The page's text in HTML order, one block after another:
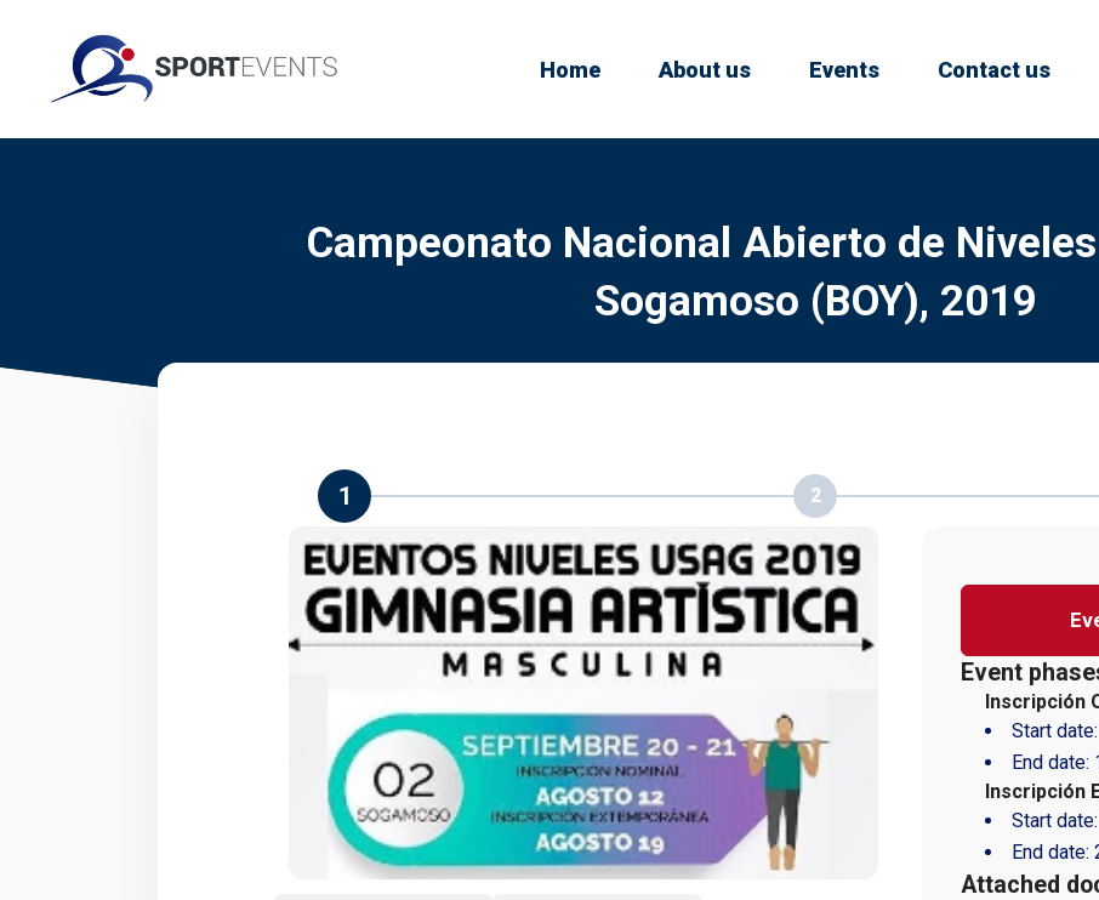
Home About us Events Contact us
Campeonato Nacional Abierto de Niveles
Sogamoso (BOY), 2019
1 2
Event
Inscripción
Start date:
End date:
Inscripción
Start date:
End date:
Attached